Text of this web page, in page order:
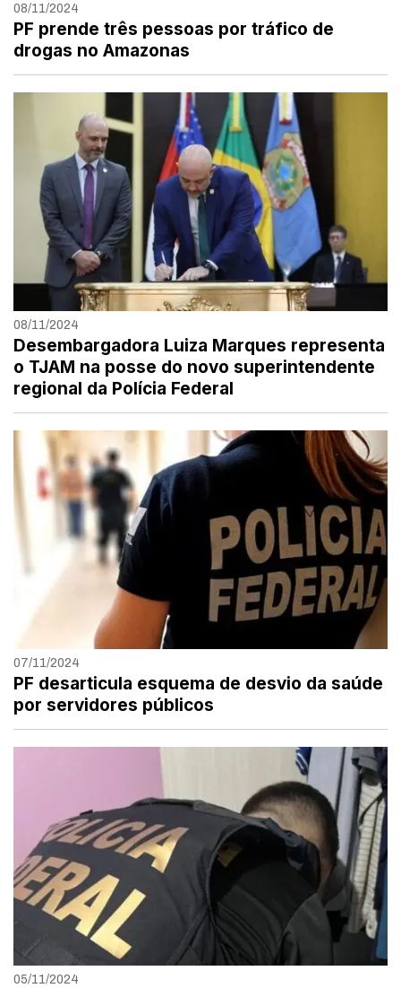
08/11/2024
PF prende três pessoas por tráfico de
drogas no Amazonas
08/11/2024
Desembargadora Luiza Marques representa
o TJAM na posse do novo superintendente
regional da Polícia Federal
07/11/2024
PF desarticula esquema de desvio da saúde
por servidores públicos
05/11/2024